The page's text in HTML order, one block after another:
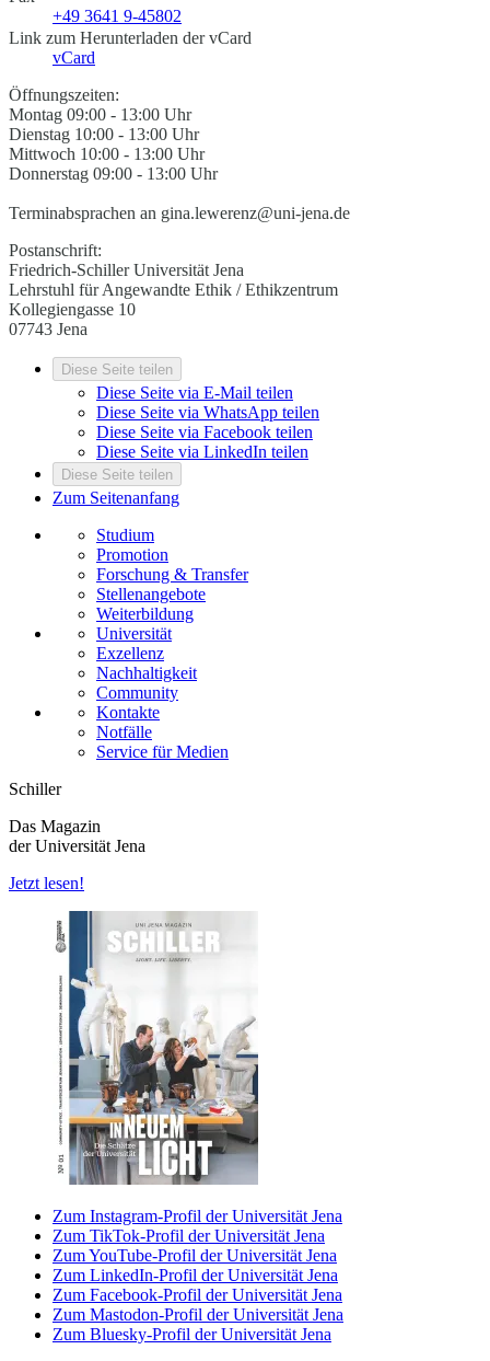
+49 3641 9-45802
Link zum Herunterladen der vCard
vCard
Öffnungszeiten:
Montag 09:00 - 13:00 Uhr
Dienstag 10:00 - 13:00 Uhr
Mittwoch 10:00 - 13:00 Uhr
Donnerstag 09:00 - 13:00 Uhr
Terminabsprachen an gina.lewerenz@uni-jena.de
Postanschrift:
Friedrich-Schiller Universität Jena
Lehrstuhl für Angewandte Ethik / Ethikzentrum
Kollegiengasse 10
07743 Jena
Diese Seite teilen
Diese Seite via E-Mail teilen
Diese Seite via WhatsApp teilen
Diese Seite via Facebook teilen
Diese Seite via LinkedIn teilen
Diese Seite teilen
Zum Seitenanfang
Studium
Promotion
Forschung & Transfer
Stellenangebote
Weiterbildung
Universität
Exzellenz
Nachhaltigkeit
Community
Kontakte
Notfälle
Service für Medien
Schiller
Das Magazin
der Universität Jena
Jetzt lesen!
Zum Instagram-Profil der Universität Jena
Zum TikTok-Profil der Universität Jena
Zum YouTube-Profil der Universität Jena
Zum LinkedIn-Profil der Universität Jena
Zum Facebook-Profil der Universität Jena
Zum Mastodon-Profil der Universität Jena
Zum Bluesky-Profil der Universität Jena